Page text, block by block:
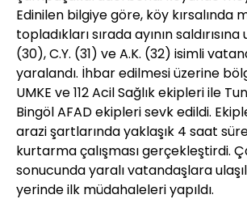
Edinilen bilgiye göre, köy kırsalında
topladıkları sırada ayının saldırısına
(30), C.Y. (31) ve A.K. (32) isimli
yaralandı. İhbar edilmesi üzerine
UMKE ve 112 Acil Sağlık ekipleri ile
Bingöl AFAD ekipleri sevk edildi.
arazi şartlarında yaklaşık 4 saat
kurtarma çalışması gerçekleştirdi.
sonucunda yaralı vatandaşlara
yerinde ilk müdahaleleri yapıldı.